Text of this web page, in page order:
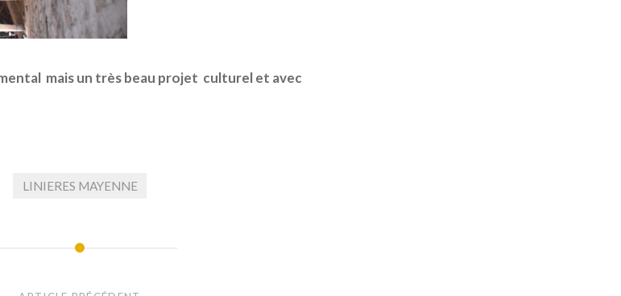
mais un très beau projet culturel et avec
LINIERES MAYENNE